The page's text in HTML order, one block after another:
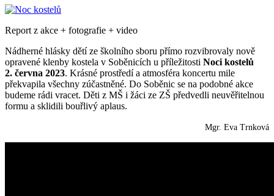
Report z akce + fotografie + video
Nádherné hlásky dětí ze školního sboru přímo rozvibrovaly nově
opravené klenby kostela v Soběnicích u příležitosti Noci kostelů
2. června 2023. Krásné prostředí a atmosféra koncertu mile
překvapila všechny zúčastněné. Do Soběnic se na podobné akce
budeme rádi vracet. Děti z MŠ i žáci ze ZŠ předvedli neuvěřitelnou
formu a sklidili bouřlivý aplaus.
Mgr. Eva Trnková